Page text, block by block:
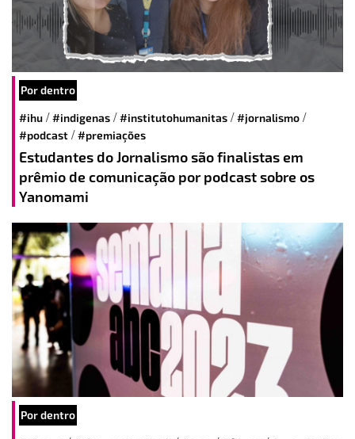
Por dentro
#ihu /#indigenas /#institutohumanitas /#jornalismo /
#podcast /#premiações
Estudantes do Jornalismo são finalistas em
prêmio de comunicação por podcast sobre os
Yanomami
Por dentro